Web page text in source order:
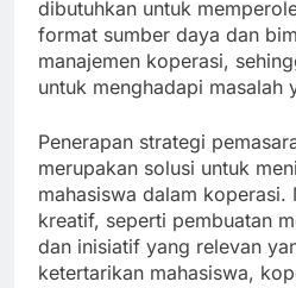
dibutuhkan untuk
format sumber daya dan
manajemen koperasi,
untuk menghadapi masalah
Penerapan strategi
merupakan solusi untuk
mahasiswa dalam
kreatif, seperti pembuatan
dan inisiatif yang relevan
ketertarikan mahasiswa,